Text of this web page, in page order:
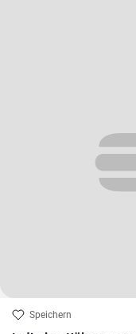
Speichern